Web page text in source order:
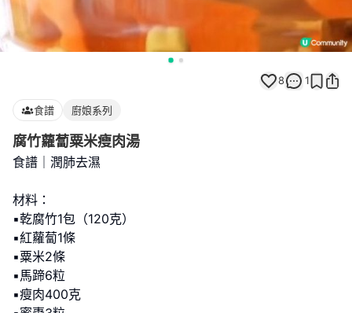
8 1
食譜 廚娘系列
腐竹蘿蔔粟米瘦肉湯
食譜｜潤肺去濕
材料：
▪乾腐竹1包（120克）
▪紅蘿蔔1條
▪粟米2條
▪馬蹄6粒
▪瘦肉400克